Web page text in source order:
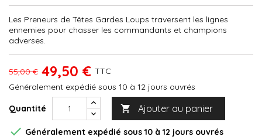
Les Preneurs de Têtes Gardes Loups traversent les lignes
ennemies pour chasser les commandants et champions
adverses.
55,00 € 49,50 € TTC
Généralement expédié sous 10 à 12 jours ouvrés
Quantité  Ajouter au panier
 Généralement expédié sous 10 à 12 jours ouvrés